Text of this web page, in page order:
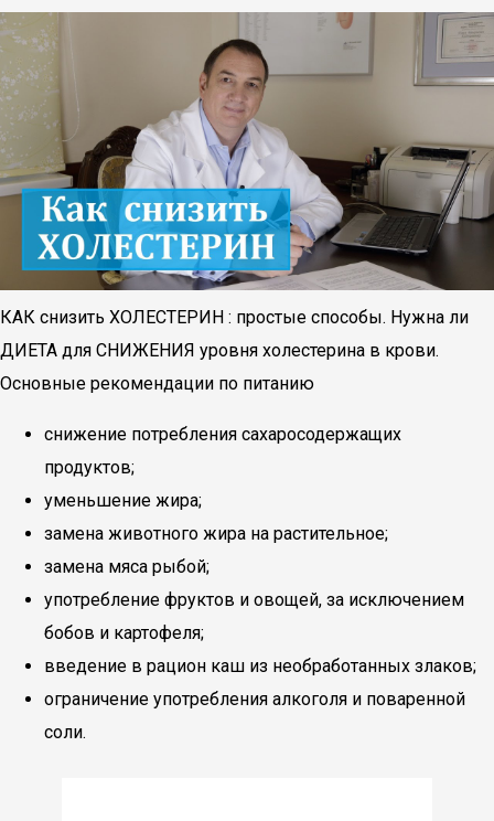
КАК снизить ХОЛЕСТЕРИН : простые способы. Нужна ли
ДИЕТА для СНИЖЕНИЯ уровня холестерина в крови.
Основные рекомендации по питанию
снижение потребления сахаросодержащих
продуктов;
уменьшение жира;
замена животного жира на растительное;
замена мяса рыбой;
употребление фруктов и овощей, за исключением
бобов и картофеля;
введение в рацион каш из необработанных злаков;
ограничение употребления алкоголя и поваренной
соли.